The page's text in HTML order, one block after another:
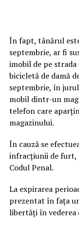
În fapt, tânărul
septembrie, ar fi
imobil de pe
bicicletă de damă
septembrie, în
mobil dintr-un
telefon care
magazinului.
În cauză se
infracţiunii de furt,
Codul Penal.
La expirarea
prezentat în faţa
libertăţi în vederea